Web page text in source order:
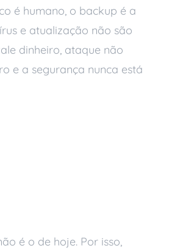
é humano, o backup é a
e atualização não são
dinheiro, ataque não
e a segurança nunca está
é o de hoje. Por isso,